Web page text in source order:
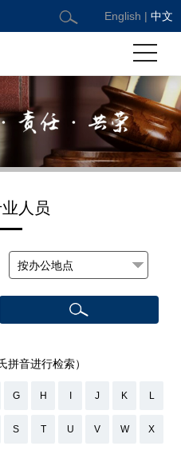
English | 中文
人员
拼音进行检索）
G H J K L
S T U V W X